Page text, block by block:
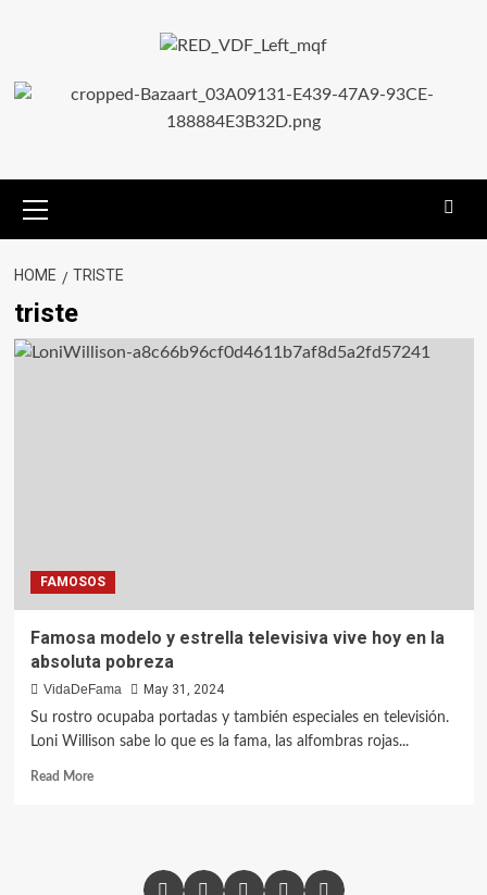
HOME TRISTE
triste
FAMOSOS
Famosa modelo y estrella televisiva vive hoy en la
absoluta pobreza
VidaDeFama
May 31, 2024
Su rostro ocupaba portadas y también especiales en televisión.
Loni Willison sabe lo que es la fama, las alfombras rojas...
Read More